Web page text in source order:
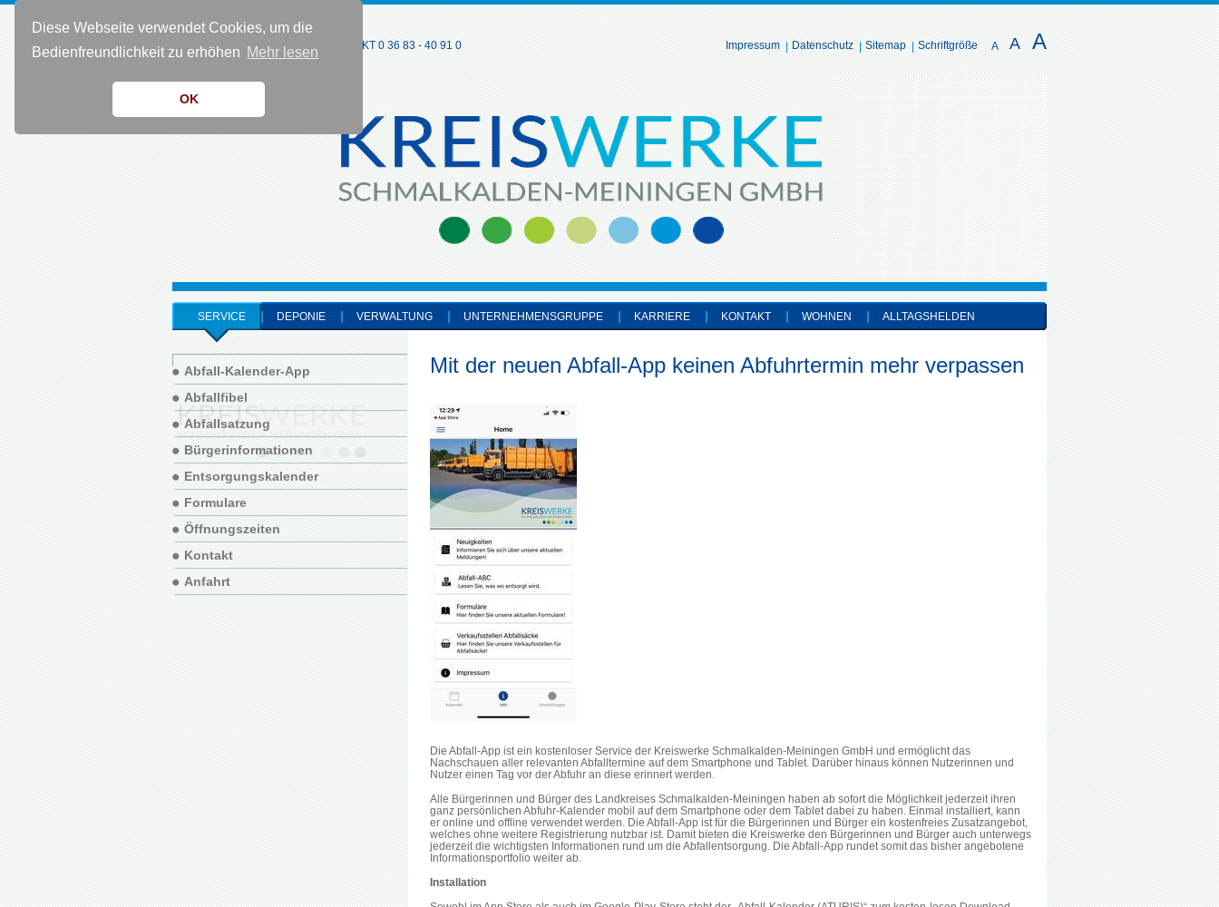
Diese Webseite verwendet Cookies, um die
Bedienfreundlichkeit zu erhöhen Mehr lesen
OK
KONTAKT 0 36 83 - 40 91 0 A A A
Impressum Datenschutz Sitemap Schriftgröße
SERVICE DEPONIE VERWALTUNG UNTERNEHMENSGRUPPE KARRIERE KONTAKT WOHNEN ALLTAGSHELDEN
Mit der neuen Abfall-App keinen Abfuhrtermin mehr verpassen
Die Abfall-App ist ein kostenloser Service der Kreiswerke Schmalkalden-Meiningen GmbH und ermöglicht das
Nachschauen aller relevanten Abfalltermine auf dem Smartphone und Tablet. Darüber hinaus können Nutzerinnen und
Nutzer einen Tag vor der Abfuhr an diese erinnert werden.
Alle Bürgerinnen und Bürger des Landkreises Schmalkalden-Meiningen haben ab sofort die Möglichkeit jederzeit ihren
ganz persönlichen Abfuhr-Kalender mobil auf dem Smartphone oder dem Tablet dabei zu haben. Einmal installiert, kann
er online und offline verwendet werden. Die Abfall-App ist für die Bürgerinnen und Bürger ein kostenfreies Zusatzangebot,
welches ohne weitere Registrierung nutzbar ist. Damit bieten die Kreiswerke den Bürgerinnen und Bürger auch unterwegs
jederzeit die wichtigsten Informationen rund um die Abfallentsorgung. Die Abfall-App rundet somit das bisher angebotene
Informationsportfolio weiter ab.
Installation
Abfall-Kalender-App
Abfallfibel
Abfallsatzung
Bürgerinformationen
Entsorgungskalender
Formulare
Öffnungszeiten
Kontakt
Anfahrt